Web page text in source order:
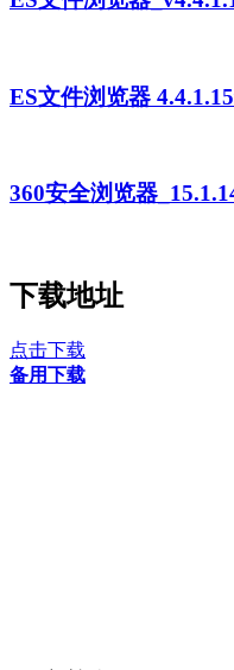
ES文件浏览器
360安全浏览器
下载地址
点击下载
备用下载